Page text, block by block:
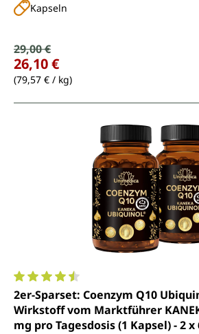
Kapseln
Verkaufspreis:
Regulärer Preis:
29,00 €
26,10 €
(79,57 € / kg)
Durchschnittliche Bewertung von
2er-Sparset: Coenzym Q10
Wirkstoff vom Marktführer
mg pro Tagesdosis (1 Kapsel) - 2 x